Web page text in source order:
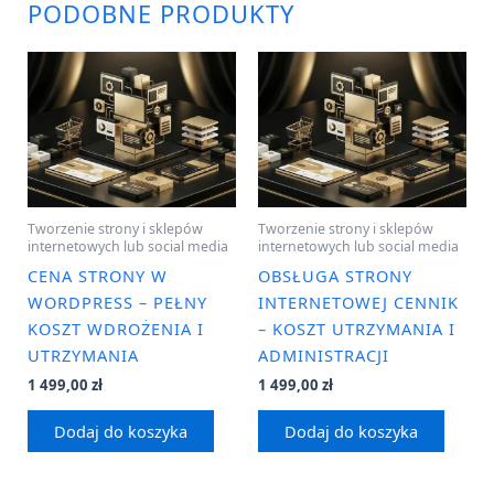
PODOBNE PRODUKTY
Tworzenie strony i sklepów
internetowych lub social media
CENA STRONY W
WORDPRESS – PEŁNY
KOSZT WDROŻENIA I
UTRZYMANIA
1 499,00 zł
Dodaj do koszyka
Tworzenie strony i sklepów
internetowych lub social media
OBSŁUGA STRONY
INTERNETOWEJ CENNIK
– KOSZT UTRZYMANIA I
ADMINISTRACJI
1 499,00 zł
Dodaj do koszyka